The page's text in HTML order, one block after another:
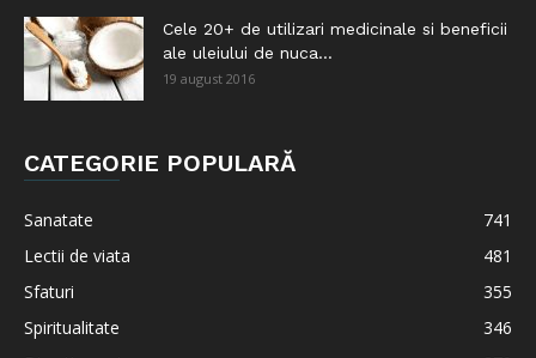
Cele 20+ de utilizari medicinale si beneficii
ale uleiului de nuca...
19 august 2016
CATEGORIE POPULARĂ
Sanatate
741
Lectii de viata
481
Sfaturi
355
Spiritualitate
346